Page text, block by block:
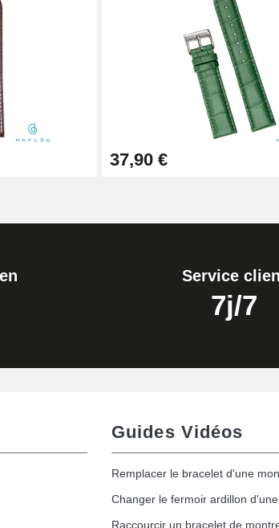
à 25 mm
37,90 €
Service
7j/7
Guides Vidéos
Remplacer le bracelet d'une
Changer le fermoir ardillon
Raccourcir un bracelet de